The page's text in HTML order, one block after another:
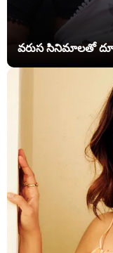
వరుస సినిమాలతో